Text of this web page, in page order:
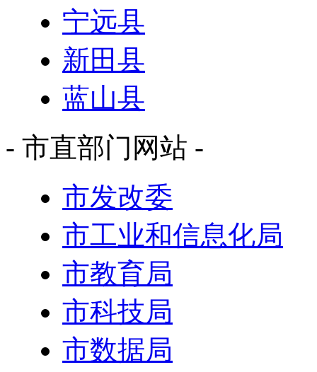
宁远县
新田县
蓝山县
- 市直部门网站 -
市发改委
市工业和信息化局
市教育局
市科技局
市数据局